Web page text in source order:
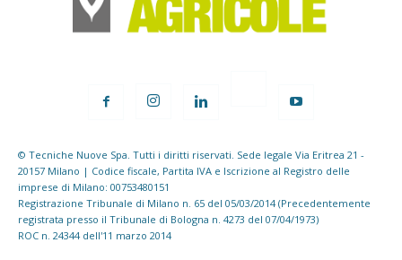
© Tecniche Nuove Spa. Tutti i diritti riservati. Sede legale Via Eritrea 21 -
20157 Milano | Codice fiscale, Partita IVA e Iscrizione al Registro delle
imprese di Milano: 00753480151
Registrazione Tribunale di Milano n. 65 del 05/03/2014 (Precedentemente
registrata presso il Tribunale di Bologna n. 4273 del 07/04/1973)
ROC n. 24344 dell'11 marzo 2014